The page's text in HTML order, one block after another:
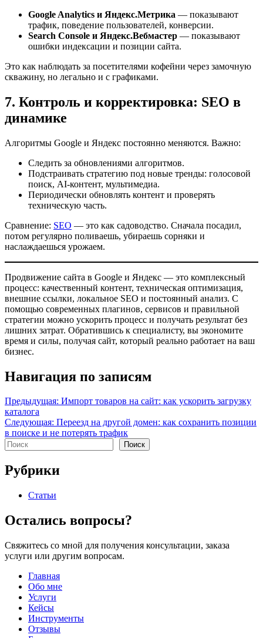
Google Analytics и Яндекс.Метрика — показывают
трафик, поведение пользователей, конверсии.
Search Console и Яндекс.Вебмастер — показывают
ошибки индексации и позиции сайта.
Это как наблюдать за посетителями кофейни через замочную
скважину, но легально и с графиками.
7. Контроль и корректировка: SEO в
динамике
Алгоритмы Google и Яндекс постоянно меняются. Важно:
Следить за обновлениями алгоритмов.
Подстраивать стратегию под новые тренды: голосовой
поиск, AI-контент, мультимедиа.
Периодически обновлять контент и проверять
техническую часть.
Сравнение: SEO — это как садоводство. Сначала посадил,
потом регулярно поливаешь, убираешь сорняки и
наслаждаешься урожаем.
Продвижение сайта в Google и Яндекс — это комплексный
процесс: качественный контент, техническая оптимизация,
внешние ссылки, локальное SEO и постоянный анализ. С
помощью современных плагинов, сервисов и правильной
стратегии можно ускорить процесс и получать результат без
лишних затрат. Обратившись к специалисту, вы экономите
время и силы, получая сайт, который реально работает на ваш
бизнес.
Навигация по записям
Навигация
по
записям
Предыдущая: Импорт товаров на сайт: как ускорить загрузку
каталога
Следующая: Переезд на другой домен: как сохранить позиции
в поиске и не потерять трафик
Поиск
Поиск
Рубрики
Статьи
Остались вопросы?
Свяжитесь со мной для получения консультации, заказа
услуги или другим вопросам.
Главная
Обо мне
Услуги
Кейсы
Инструменты
Отзывы